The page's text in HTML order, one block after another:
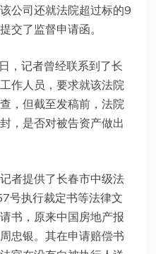
公司还就法院超过标的9
交了监督申请函。
，记者曾经联系到了长
作人员，要求就该法院
，但截至发稿前，法院
，是否对被告资产做出
者提供了长春市中级法
号执行裁定书等法律文
书，原来中国房地产报
忠银。其在申请赔偿书